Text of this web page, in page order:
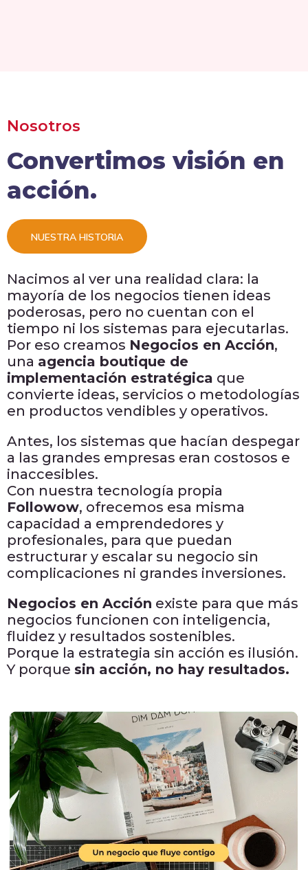
Nosotros
Convertimos visión en
acción.
NUESTRA HISTORIA
Nacimos al ver una realidad clara: la
mayoría de los negocios tienen ideas
poderosas, pero no cuentan con el
tiempo ni los sistemas para ejecutarlas.
Por eso creamos Negocios en Acción,
una agencia boutique de
implementación estratégica que
convierte ideas, servicios o metodologías
en productos vendibles y operativos.
Antes, los sistemas que hacían despegar
a las grandes empresas eran costosos e
inaccesibles.
Con nuestra tecnología propia
Followow, ofrecemos esa misma
capacidad a emprendedores y
profesionales, para que puedan
estructurar y escalar su negocio sin
complicaciones ni grandes inversiones.
Negocios en Acción existe para que más
negocios funcionen con inteligencia,
fluidez y resultados sostenibles.
Porque la estrategia sin acción es ilusión.
Y porque sin acción, no hay resultados.